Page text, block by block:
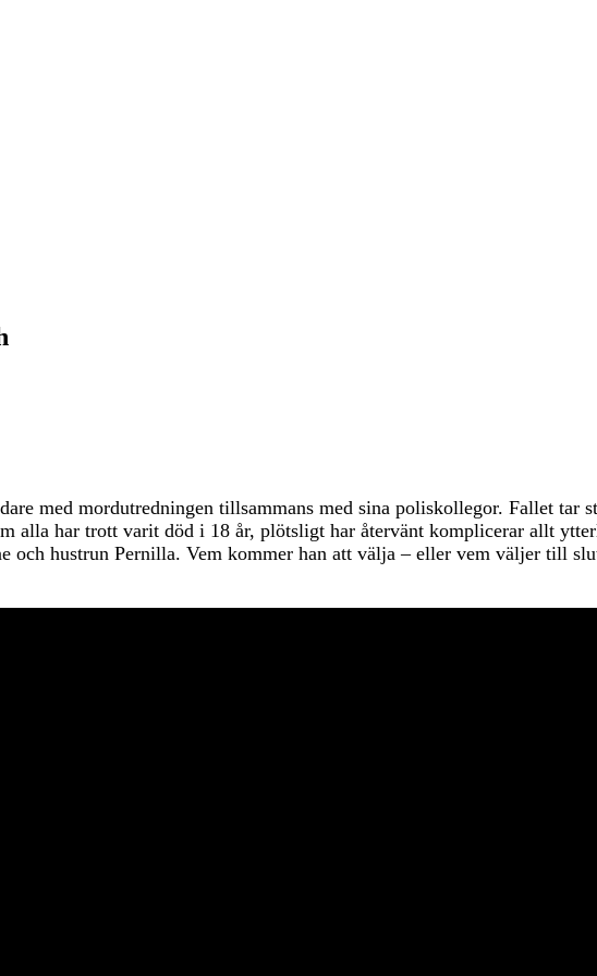
med mordutredningen tillsammans med sina poliskollegor. Fallet tar
alla har trott varit död i 18 år, plötsligt har återvänt komplicerar allt
och hustrun Pernilla. Vem kommer han att välja – eller vem väljer till